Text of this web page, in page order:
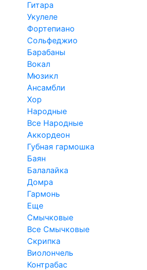
Гитара
Укулеле
Фортепиано
Сольфеджио
Барабаны
Вокал
Мюзикл
Ансамбли
Хор
Народные
Все Народные
Аккордеон
Губная гармошка
Баян
Балалайка
Домра
Гармонь
Еще
Смычковые
Все Смычковые
Скрипка
Виолончель
Контрабас